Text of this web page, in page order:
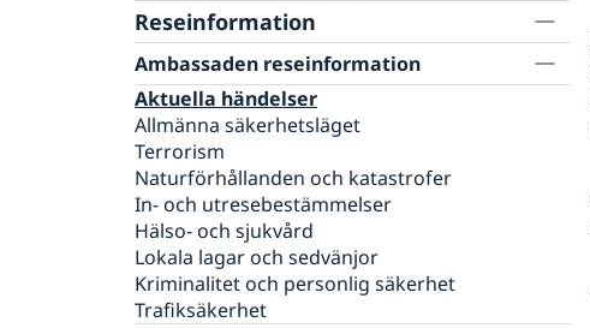
Rösta på Sri Lanka
Advokatlista
Pass i Sri Lanka
Reseinformation
Ambassaden reseinformation
Aktuella händelser
Allmänna säkerhetsläget
Terrorism
Naturförhållanden och katastrofer
In- och utresebestämmelser
Hälso- och sjukvård
Lokala lagar och sedvänjor
Kriminalitet och personlig säkerhet
Trafiksäkerhet